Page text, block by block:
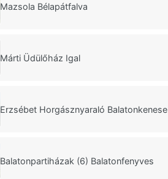
Mazsola Bélapátfalva
Márti Üdülőház Igal
Erzsébet Horgásznyaraló Balatonkenese
Balatonpartiházak (6) Balatonfenyves